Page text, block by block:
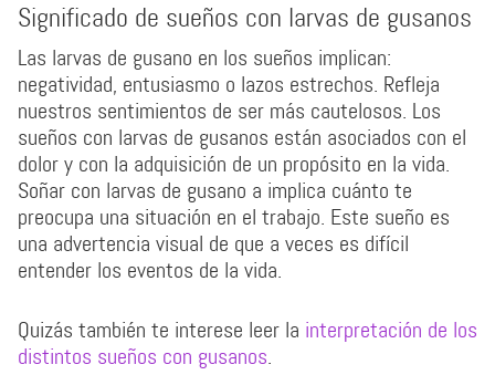
Significado de sueños con larvas de gusanos
Las larvas de gusano en los sueños implican:
negatividad, entusiasmo o lazos estrechos. Refleja
nuestros sentimientos de ser más cautelosos. Los
sueños con larvas de gusanos están asociados con el
dolor y con la adquisición de un propósito en la vida.
Soñar con larvas de gusano a implica cuánto te
preocupa una situación en el trabajo. Este sueño es
una advertencia visual de que a veces es difícil
entender los eventos de la vida.
Quizás también te interese leer la interpretación de los
distintos sueños con gusanos.